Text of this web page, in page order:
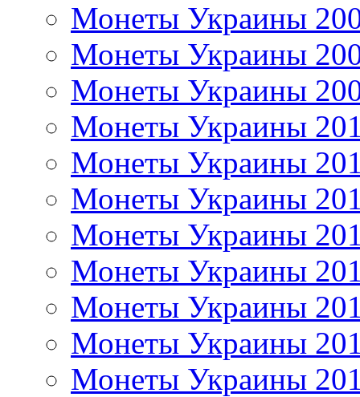
Монеты Украины
Монеты Украины
Монеты Украины
Монеты Украины
Монеты Украины
Монеты Украины
Монеты Украины
Монеты Украины
Монеты Украины
Монеты Украины
Монеты Украины